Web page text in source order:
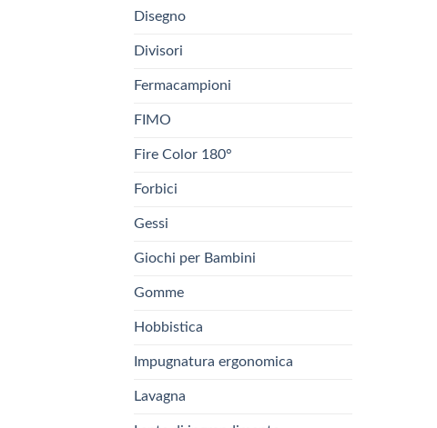
Disegno
Divisori
Fermacampioni
FIMO
Fire Color 180°
Forbici
Gessi
Giochi per Bambini
Gomme
Hobbistica
Impugnatura ergonomica
Lavagna